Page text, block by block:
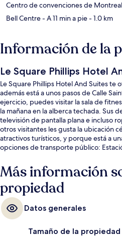
Centro de convenciones de Montreal
Bell Centre- A 11 min a pie- 1.0 km
Información de la
Le Square Phillips Hotel
Le Square Phillips Hotel And Suites te
además está a unos pasos de Calle
ejercicio, puedes visitar la sala de
la mañana en la alberca techada. Sus
televisión de pantalla plana e incluso
otros visitantes les gusta la ubicación
atractivos turísticos, y porque está a
opciones de transporte público:
Más información
propiedad
Datos generales
Tamaño de la propiedad